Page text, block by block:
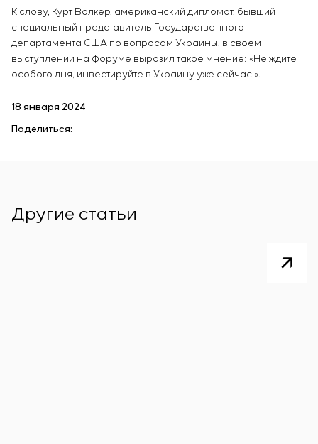
К слову, Курт Волкер, американский дипломат, бывший
специальный представитель Государственного
департамента США по вопросам Украины, в своем
выступлении на Форуме выразил такое мнение: «Не ждите
особого дня, инвестируйте в Украину уже сейчас!».
18 января 2024
Поделиться:
Другие статьи